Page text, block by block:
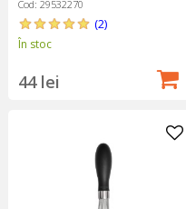
Cod: 29532270
(2)
În stoc
44 lei